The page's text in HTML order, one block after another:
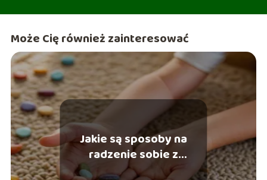
Może Cię również zainteresować
Jakie są sposoby na
radzenie sobie z
dziecięcymi lękami?